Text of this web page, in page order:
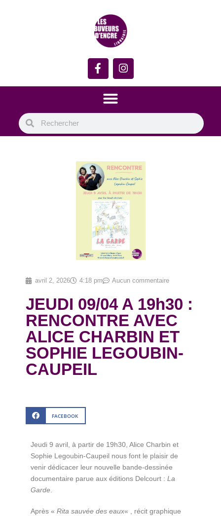
avril 2, 2026 4:18 pm Aucun commentaire
JEUDI 09/04 A 19h30 :
RENCONTRE AVEC
ALICE CHARBIN ET
SOPHIE LEGOUBIN-
CAUPEIL
FACEBOOK
Jeudi 9 avril, à partir de 19h30, Alice Charbin et
Sophie Legoubin-Caupeil nous font le plaisir de
venir dédicacer leur nouvelle bande-dessinée
documentaire parue aux éditions Delcourt :La
Garde.
Après «Rita sauvée des eaux« , récit graphique